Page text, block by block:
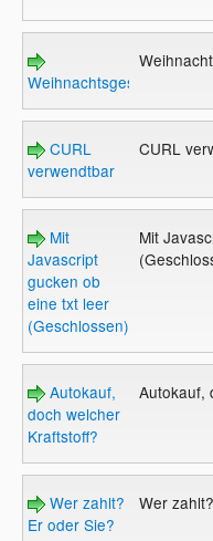
Weihnachtsgeschenk?
CURL
verwendtbar
CURL
Mit
Javascript
gucken ob
eine txt leer
(Geschlossen)
Mit
Autokauf,
doch welcher
Kraftstoff?
Autokauf,
Wer zahlt?
Er oder Sie?
Wer